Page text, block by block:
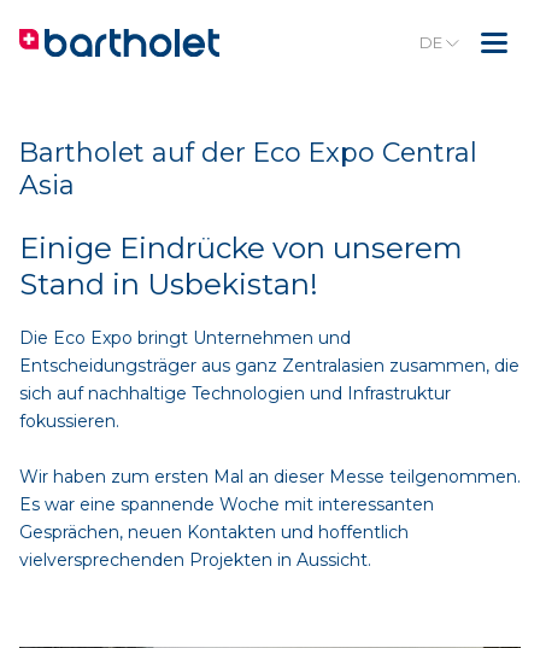
DE
Bartholet auf der Eco Expo Central
Asia
Einige Eindrücke von unserem
Stand in Usbekistan!
Die Eco Expo bringt Unternehmen und
Entscheidungsträger aus ganz Zentralasien zusammen, die
sich auf nachhaltige Technologien und Infrastruktur
fokussieren.
Wir haben zum ersten Mal an dieser Messe teilgenommen.
Es war eine spannende Woche mit interessanten
Gesprächen, neuen Kontakten und hoffentlich
vielversprechenden Projekten in Aussicht.